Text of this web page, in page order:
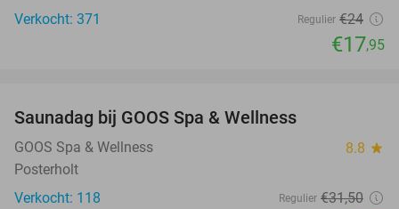
Verkocht: 371
Regulier €24
€17,95
TODAY
Saunadag bij GOOS Spa & Wellness
GOOS Spa & Wellness 8.8 star
Posterholt
Verkocht: 118
Regulier €31,50